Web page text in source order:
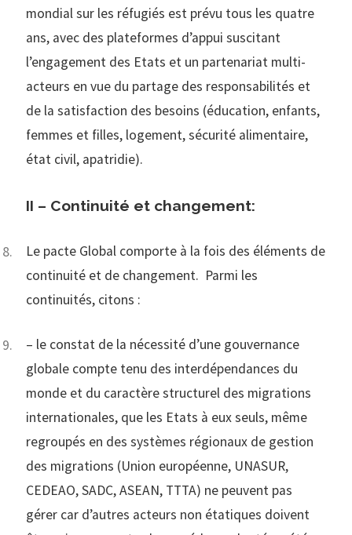
mondial sur les réfugiés est prévu tous les quatre
ans, avec des plateformes d’appui suscitant
l’engagement des Etats et un partenariat multi-
acteurs en vue du partage des responsabilités et
de la satisfaction des besoins (éducation, enfants,
femmes et filles, logement, sécurité alimentaire,
état civil, apatridie).
II – Continuité et changement:
Le pacte Global comporte à la fois des éléments de
continuité et de changement. Parmi les
continuités, citons :
– le constat de la nécessité d’une gouvernance
globale compte tenu des interdépendances du
monde et du caractère structurel des migrations
internationales, que les Etats à eux seuls, même
regroupés en des systèmes régionaux de gestion
des migrations (Union européenne, UNASUR,
CEDEAO, SADC, ASEAN, TTTA) ne peuvent pas
gérer car d’autres acteurs non étatiques doivent